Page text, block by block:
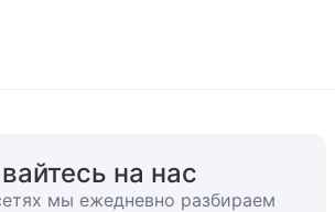
на нас
мы ежедневно разбираем